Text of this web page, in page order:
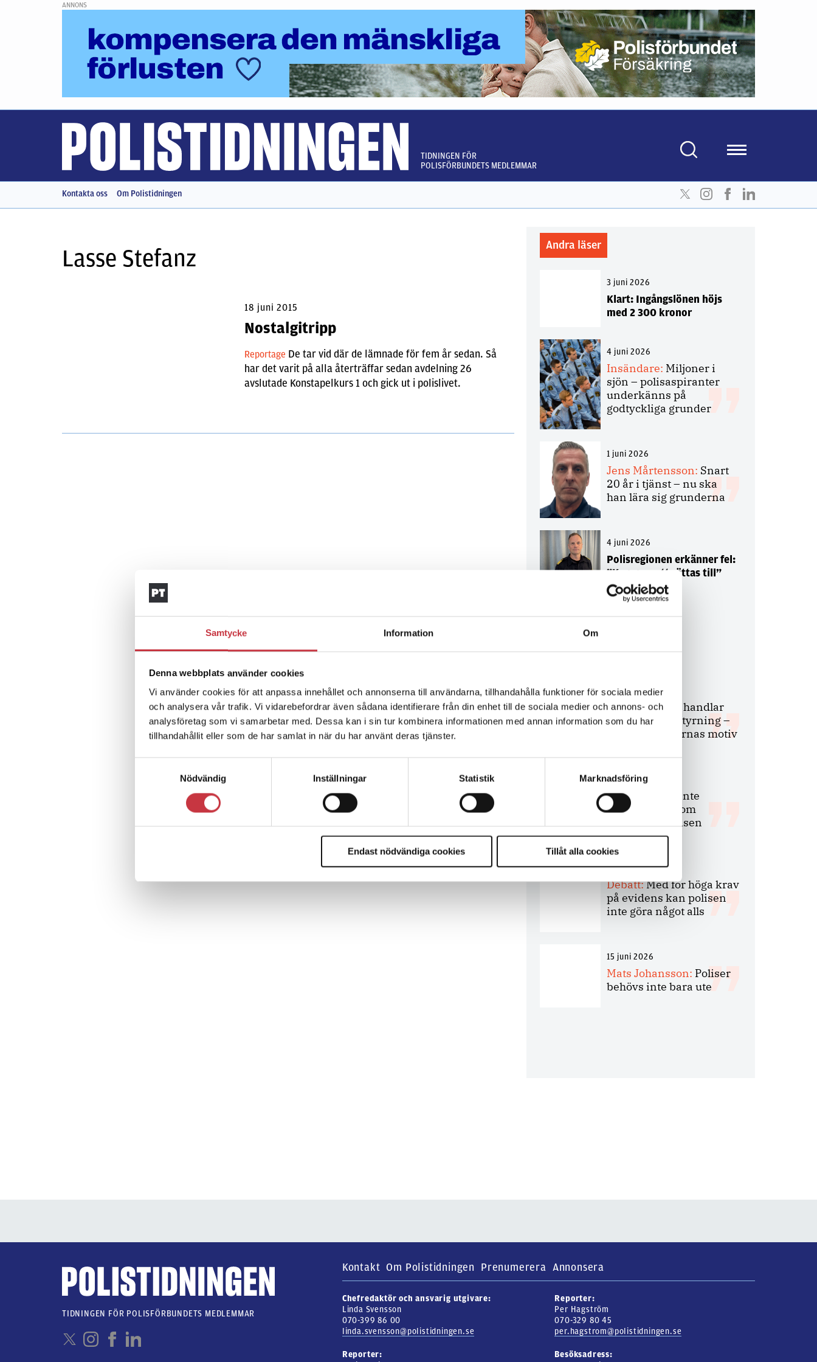
Samtycke Information Om
Denna webbplats använder cookies
Vi använder cookies för att anpassa innehållet och annonserna till användarna, tillhandahålla funktioner för sociala medier
och analysera vår trafik. Vi vidarebefordrar även sådana identifierare från din enhet till de sociala medier och annons- och
analysföretag som vi samarbetar med. Dessa kan i sin tur kombinera informationen med annan information som du har
tillhandahållit eller som de har samlat in när du har använt deras tjänster.
Nödvändig
Inställningar Statistik Marknadsföring
Endast nödvändiga cookies Tillåt alla cookies
ANNONS
TIDNINGEN FÖR
POLISFÖRBUNDETS MEDLEMMAR
Kontakta oss Om Polistidningen
Lasse Stefanz
18 juni 2015
Nostalgitripp
Reportage De tar vid där de lämnade för fem år sedan. Så
har det varit på alla återträffar sedan avdelning 26
avslutade Konstapelkurs 1 och gick ut i polislivet.
Andra läser
3 juni 2026
Klart: Ingångslönen höjs
med 2 300 kronor
4 juni 2026
Insändare: Miljoner i
sjön – polisaspiranter
underkänns på
godtyckliga grunder
1 juni 2026
Jens Mårtensson: Snart
20 år i tjänst – nu ska
han lära sig grunderna
4 juni 2026
Polisregionen erkänner fel:
”Kommer att rättas till”
Debatt
9 juli 2026
Slutreplik:Det handlar
om kunskapsstyrning –
inte om forskarnas motiv
8 juli 2026
Replik:
Det är inte
evidenskrav som
bakbinder polisen
7 juli 2026
Debatt:Med för höga krav
på evidens kan polisen
inte göra något alls
15 juni 2026
Mats Johansson: Poliser
behövs inte bara ute
Kontakt Om Polistidningen Prenumerera Annonsera
Chefredaktör och ansvarig utgivare:
Linda Svensson
070-399 86 00
linda.svensson@polistidningen.se
Reporter:
Per Hagström
070-329 80 45
per.hagstrom@polistidningen.se
Reporter:
Besöksadress:
TIDNINGEN FÖR POLISFÖRBUNDETS MEDLEMMAR